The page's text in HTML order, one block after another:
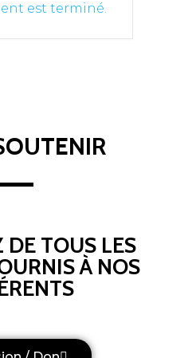
est terminé.
DE TOUS LES
À NOS